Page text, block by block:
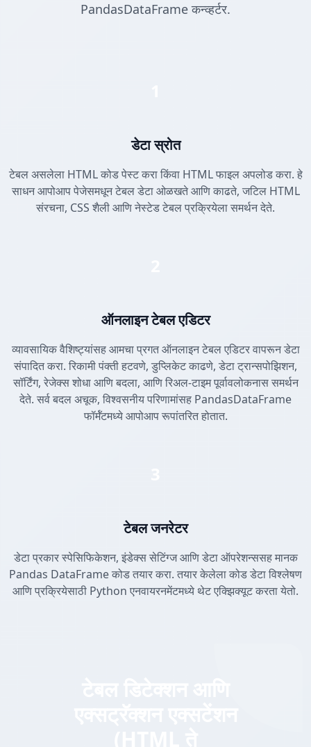
PandasDataFrame कन्व्हर्टर.
डेटा स्रोत
टेबल असलेला HTML कोड पेस्ट करा किंवा HTML फाइल अपलोड करा. हे
साधन आपोआप पेजेसमधून टेबल डेटा ओळखते आणि काढते, जटिल HTML
संरचना, CSS शैली आणि नेस्टेड टेबल प्रक्रियेला समर्थन देते.
ऑनलाइन टेबल एडिटर
व्यावसायिक वैशिष्ट्यांसह आमचा प्रगत ऑनलाइन टेबल एडिटर वापरून डेटा
संपादित करा. रिकामी पंक्ती हटवणे, डुप्लिकेट काढणे, डेटा ट्रान्सपोझिशन,
सॉर्टिंग, रेजेक्स शोधा आणि बदला, आणि रिअल-टाइम पूर्वावलोकनास समर्थन
देते. सर्व बदल अचूक, विश्वसनीय परिणामांसह PandasDataFrame
फॉर्मॅटमध्ये आपोआप रूपांतरित होतात.
टेबल जनरेटर
डेटा प्रकार स्पेसिफिकेशन, इंडेक्स सेटिंग्ज आणि डेटा ऑपरेशन्ससह मानक
Pandas DataFrame कोड तयार करा. तयार केलेला कोड डेटा विश्लेषण
आणि प्रक्रियेसाठी Python एनवायरनमेंटमध्ये थेट एक्झिक्यूट करता येतो.